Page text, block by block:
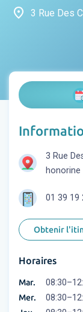
place 3 Rue Des
3 Rue
honorine
01 39 19
Obtenir
Horaires
Mar.
Mer.